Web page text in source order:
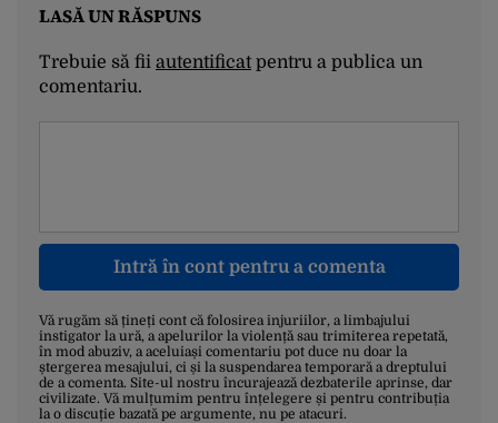
LASĂ UN RĂSPUNS
Trebuie să fii autentificatpentru a publica un
comentariu.
Intră în cont pentru a comenta
Vă rugăm să țineți cont că folosirea injuriilor, a limbajului
instigator la ură, a apelurilor la violență sau trimiterea repetată,
în mod abuziv, a aceluiași comentariu pot duce nu doar la
ștergerea mesajului, ci și la suspendarea temporară a dreptului
de a comenta. Site-ul nostru încurajează dezbaterile aprinse, dar
civilizate. Vă mulțumim pentru înțelegere și pentru contribuția
la o discuție bazată pe argumente, nu pe atacuri.